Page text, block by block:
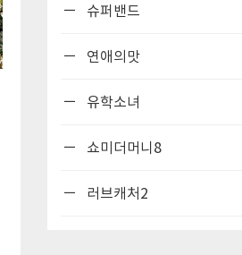
슈퍼밴드
연애의맛
유학소녀
쇼미더머니8
러브캐처2